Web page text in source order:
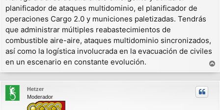
planificador de ataques multidominio, el planificador de
operaciones Cargo 2.0 y municiones paletizadas. Tendrás
que administrar múltiples reabastecimientos de
combustible aire-aire, ataques multidominio sincronizados,
así como la logística involucrada en la evacuación de civiles
en un escenario en constante evolución.
r
r
Hetzer
Moderador